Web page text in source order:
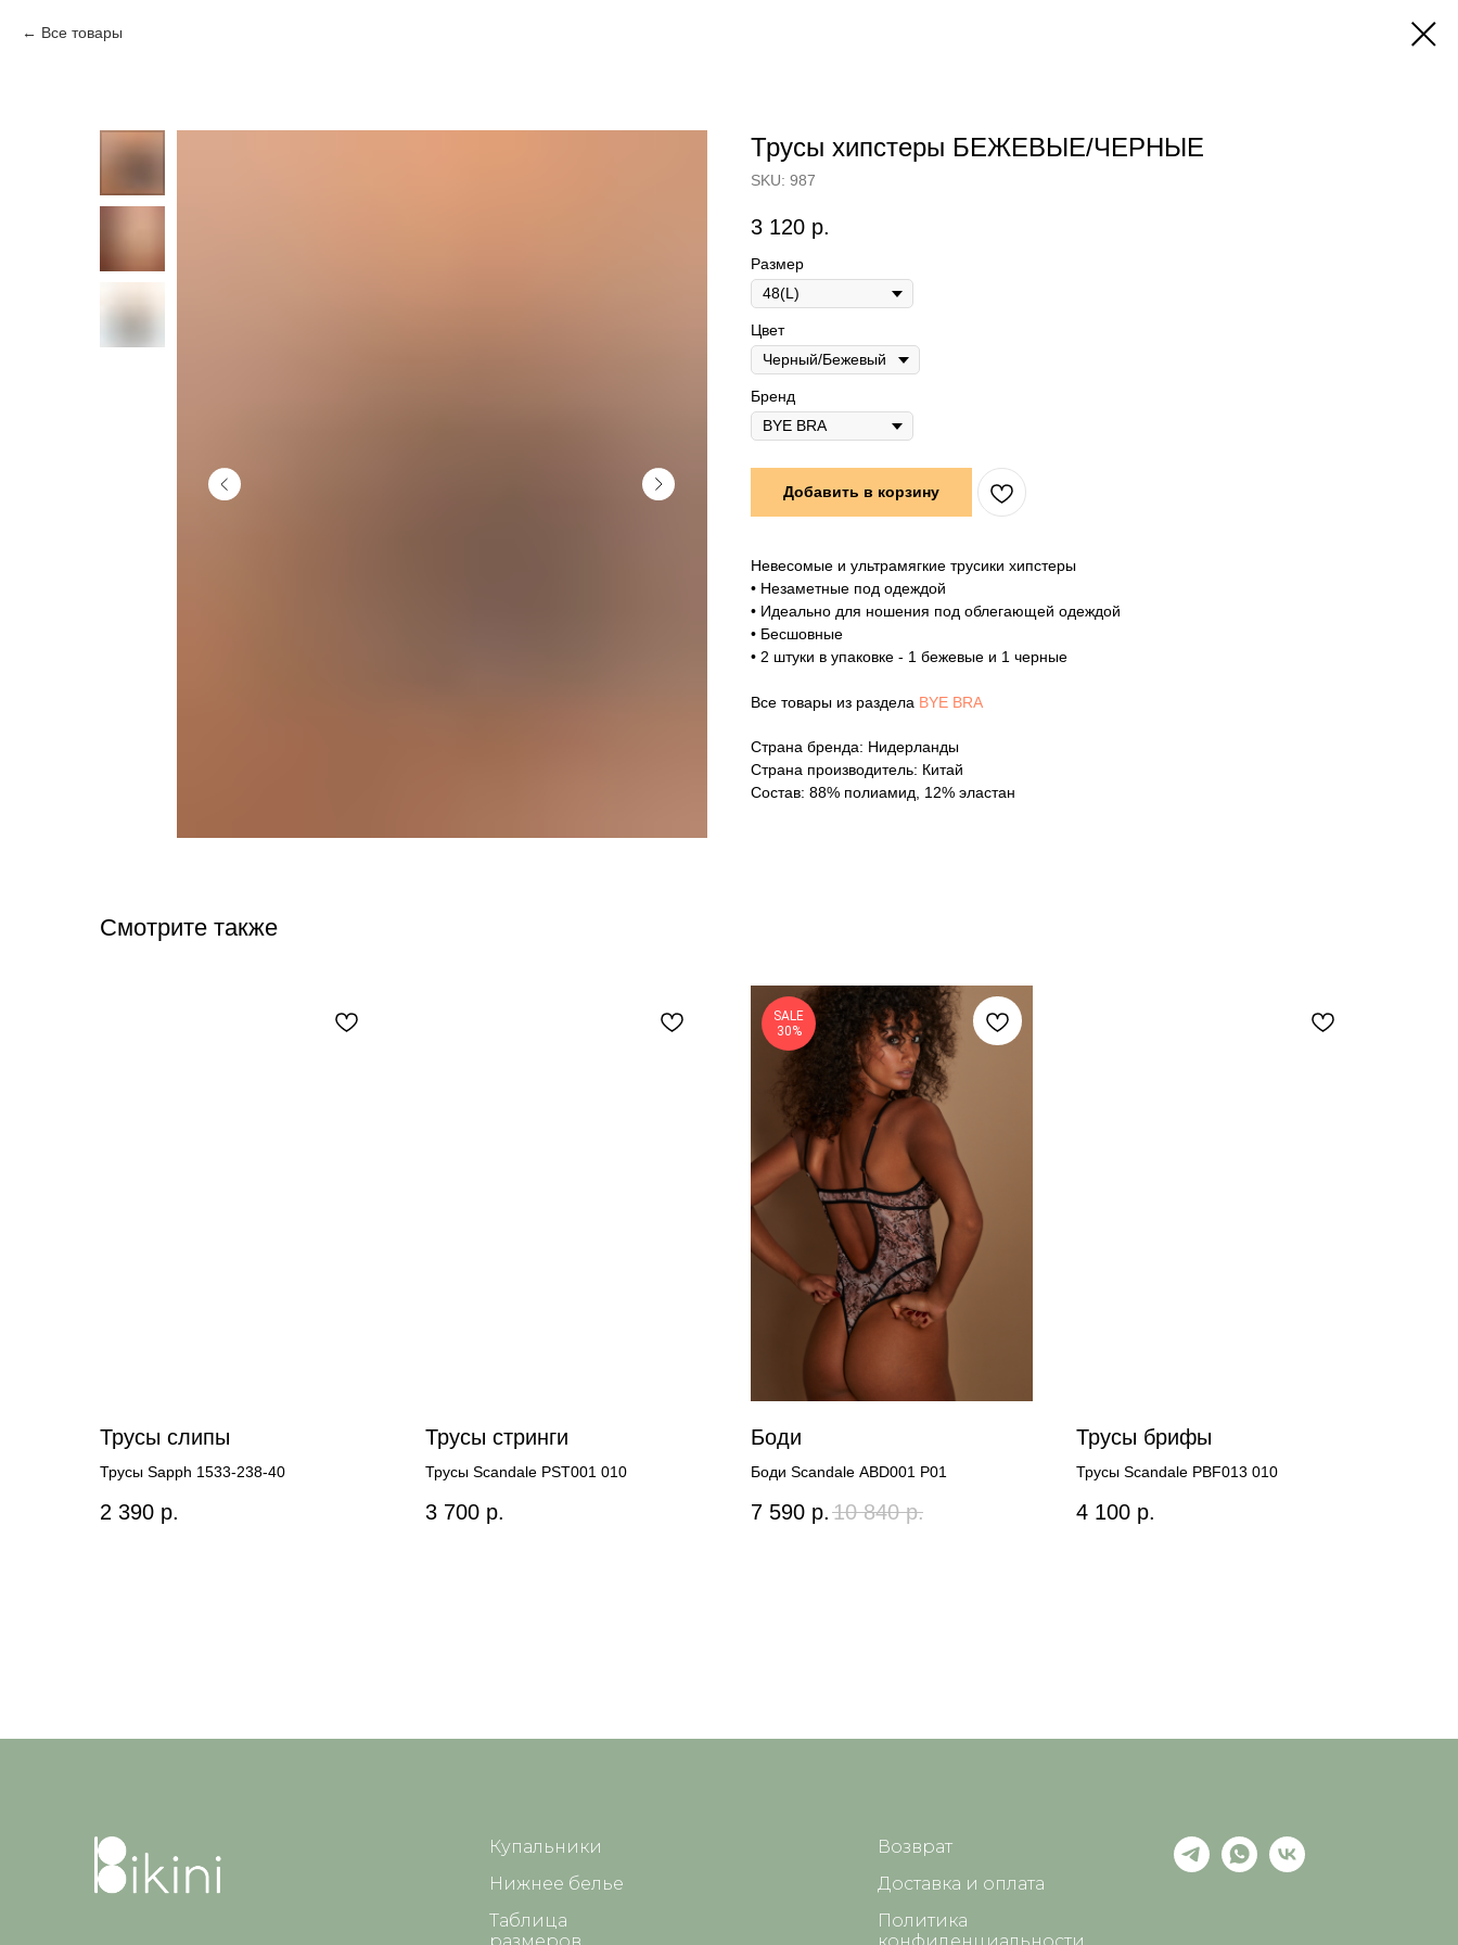
Все товары
Трусы хипстеры БЕЖЕВЫЕ/ЧЕРНЫЕ
SKU: 987
3 120 р.
Размер
Цвет
Бренд
Добавить в корзину
Невесомые и ультрамягкие трусики хипстеры
• Незаметные под одеждой
• Идеально для ношения под облегающей одеждой
• Бесшовные
• 2 штуки в упаковке - 1 бежевые и 1 черные
Все товары из раздела BYE BRA
Страна бренда: Нидерланды
Страна производитель: Китай
Состав: 88% полиамид, 12% эластан
Смотрите также
Трусы слипы
Трусы Sapph 1533-238-40
2 390 р.
Трусы стринги
Трусы Scandale PST001 010
3 700 р.
SALE
30%
Боди
Боди Scandale ABD001 P01
7 590 р. 10 840 р.
Трусы брифы
Трусы Scandale PBF013 010
4 100 р.
Купальники
Нижнее белье
Таблица
Возврат
Доставка и оплата
Политика